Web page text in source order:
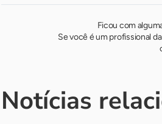
Ficou com
Se você é um profissional
Notícias